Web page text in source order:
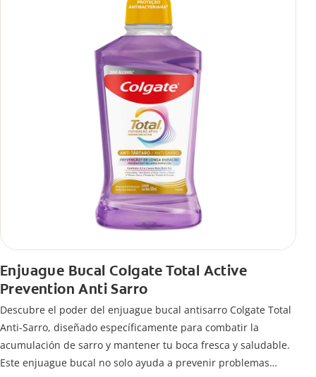
Enjuague Bucal Colgate Total Active
Prevention Anti Sarro
Descubre el poder del enjuague bucal antisarro Colgate Total
Anti-Sarro, diseñado específicamente para combatir la
acumulación de sarro y mantener tu boca fresca y saludable.
Este enjuague bucal no solo ayuda a prevenir problemas